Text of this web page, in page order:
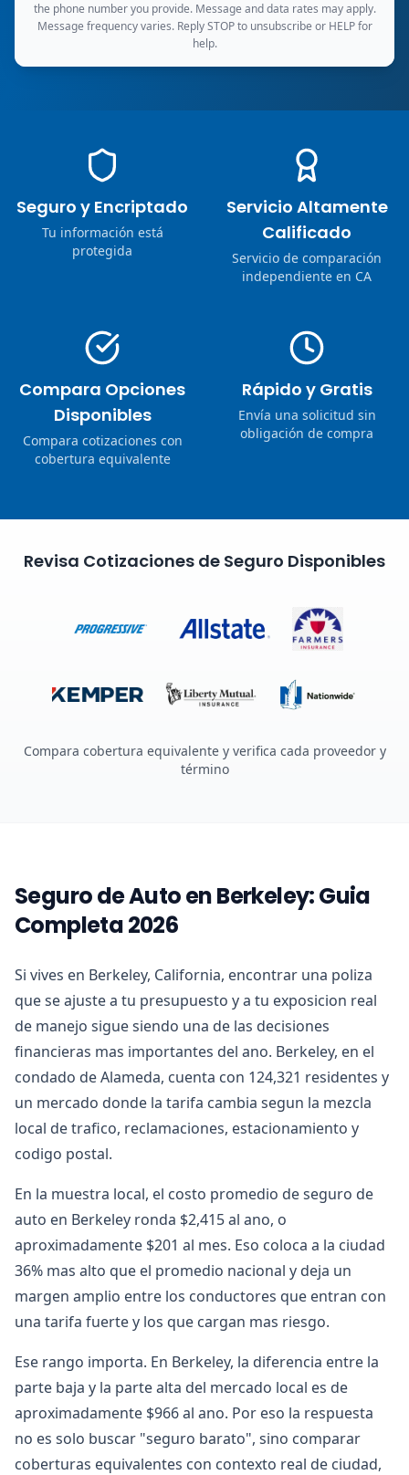
the phone number you provide. Message and data rates may apply.
Message frequency varies. Reply STOP to unsubscribe or HELP for
help.
Seguro y Encriptado
Tu información está
protegida
Servicio Altamente
Calificado
Servicio de comparación
independiente en CA
Compara Opciones
Disponibles
Compara cotizaciones con
cobertura equivalente
Rápido y Gratis
Envía una solicitud sin
obligación de compra
Revisa Cotizaciones de Seguro Disponibles
Compara cobertura equivalente y verifica cada proveedor y
término
Seguro de Auto en Berkeley: Guia
Completa 2026
Si vives en Berkeley, California, encontrar una poliza
que se ajuste a tu presupuesto y a tu exposicion real
de manejo sigue siendo una de las decisiones
financieras mas importantes del ano. Berkeley, en el
condado de Alameda, cuenta con 124,321 residentes y
un mercado donde la tarifa cambia segun la mezcla
local de trafico, reclamaciones, estacionamiento y
codigo postal.
En la muestra local, el costo promedio de seguro de
auto en Berkeley ronda $2,415 al ano, o
aproximadamente $201 al mes. Eso coloca a la ciudad
36% mas alto que el promedio nacional y deja un
margen amplio entre los conductores que entran con
una tarifa fuerte y los que cargan mas riesgo.
Ese rango importa. En Berkeley, la diferencia entre la
parte baja y la parte alta del mercado local es de
aproximadamente $966 al ano. Por eso la respuesta
no es solo buscar "seguro barato", sino comparar
coberturas equivalentes con contexto real de ciudad,